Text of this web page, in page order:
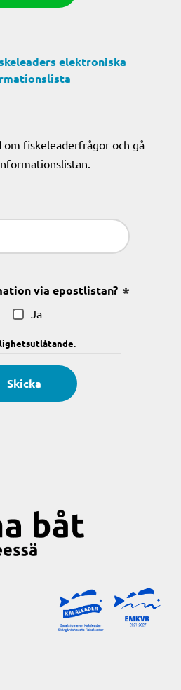
elektroniska
om fiskeleaderfrågor och gå
Sähköposti
via epostlistan?
Ja